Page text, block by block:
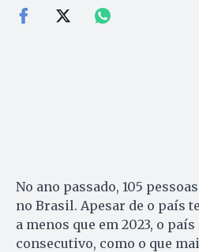
No ano passado, 105
no Brasil. Apesar de o país
a menos que em 2023, o país
consecutivo, como o que